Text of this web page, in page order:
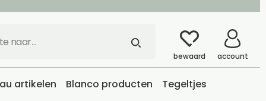
bewaard account
artikelen Blanco producten
Tegeltjes